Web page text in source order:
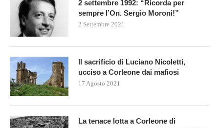
2 settembre 1992: “Ricorda per
sempre l’On. Sergio Moroni!”
2 Settembre 2021
Il sacrificio di Luciano Nicoletti,
ucciso a Corleone dai mafiosi
17 Agosto 2021
La tenace lotta a Corleone di